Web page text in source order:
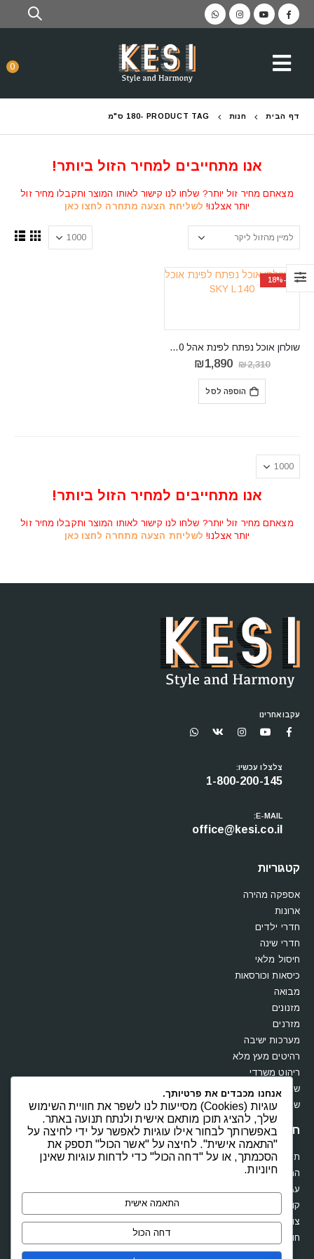
0
דף הבית חנות PRODUCT TAG - 180 ס"מ
אנו מתחייבים למחיר הזול ביותר!
מצאתם מחיר זול יותר? שלחו לנו קישור לאותו המוצר ותקבלו מחיר זול
יותר אצלנו! לשליחת הצעה מתחרה לחצו כאן
-18%
שולחן אוכל נפתח לפינת אהל SKY L140
₪2,310
המחיר
המקורי
היה:
₪2,310.
₪1,890
הוספה לסל
אנו מתחייבים למחיר הזול ביותר!
מצאתם מחיר זול יותר? שלחו לנו קישור לאותו המוצר ותקבלו מחיר זול
יותר אצלנו! לשליחת הצעה מתחרה לחצו כאן
עקבו אחרינו
צלצלו עכשיו:
1-800-200-145
E-MAIL:
office@kesi.co.il
קטגוריות
אספקה מהירה
ארונות
חדרי ילדים
חדרי שינה
חיסול מלאי
כיסאות וכורסאות
מבואה
מזנונים
מזרנים
מערכות ישיבה
רהיטים מעץ מלא
ריהוט משרדי
שולחנות
שידות וקומודות
חנות
תקנון
החשבון שלי
עגלת קניות
קופה
צור קשר
חוות דעת
אנחנו מכבדים את פרטיותך.
עוגיות (Cookies) מסייעות לנו לשפר את חוויית השימוש
שלך, להציג תוכן מותאם אישית ולנתח תנועה באתר.
באפשרותך לבחור אילו עוגיות לאפשר על ידי לחיצה על
"התאמה אישית". לחיצה על "אשר הכול" תספק את
הסכמתך, או על "דחה הכול" כדי לדחות עוגיות שאינן
חיוניות.
התאמה אישית
דחה הכול